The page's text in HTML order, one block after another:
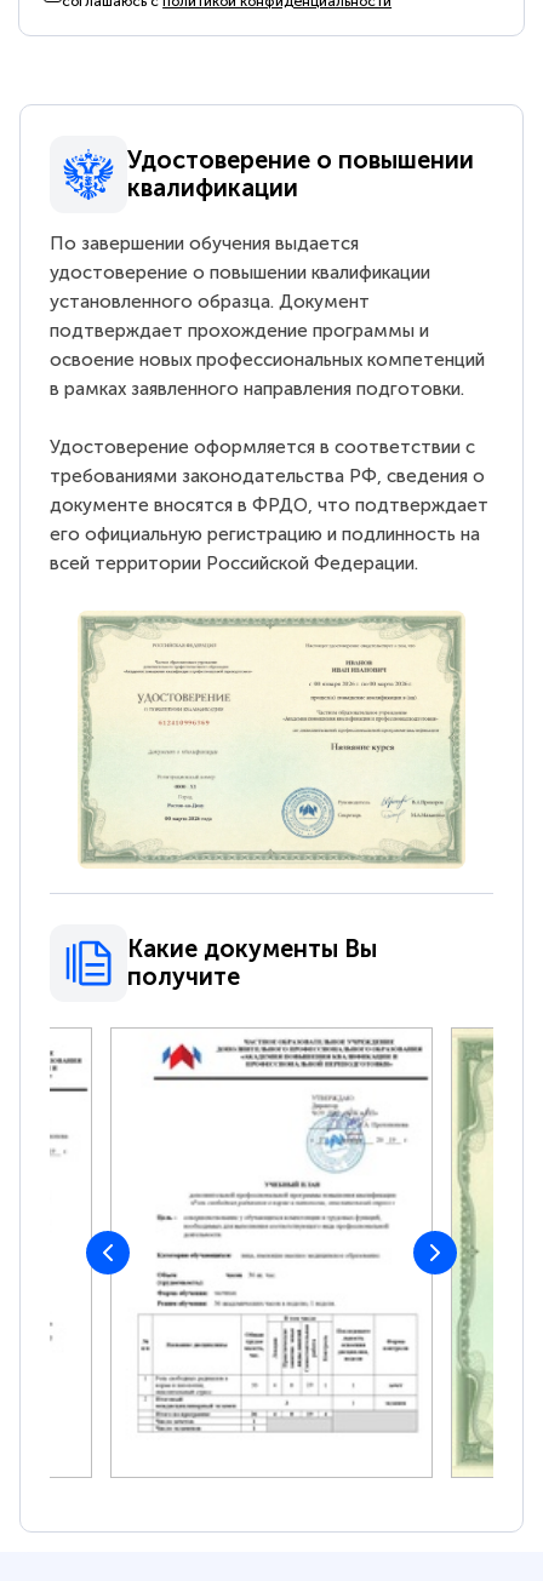
Удостоверение о повышении
квалификации
По завершении обучения выдается
удостоверение о повышении квалификации
установленного образца. Документ
подтверждает прохождение программы и
освоение новых профессиональных компетенций
в рамках заявленного направления подготовки.
Удостоверение оформляется в соответствии с
требованиями законодательства РФ, сведения о
документе вносятся в ФРДО, что подтверждает
его официальную регистрацию и подлинность на
всей территории Российской Федерации.
Какие документы Вы
получите